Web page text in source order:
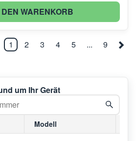
DEN WARENKORB
1 2 3 4 5 ... 9
um Ihr Gerät
Modell